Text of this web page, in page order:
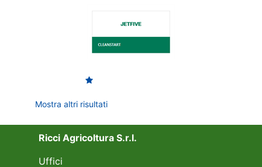
Mostra altri risultati
Ricci Agricoltura S.r.l.
Uffici